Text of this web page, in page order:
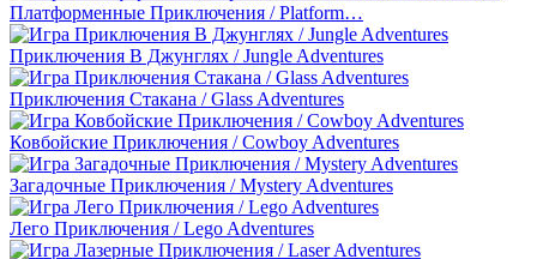
Платформенные Приключения / Platform…
Приключения В Джунглях / Jungle Adventures
Приключения Стакана / Glass Adventures
Ковбойские Приключения / Cowboy Adventures
Загадочные Приключения / Mystery Adventures
Лего Приключения / Lego Adventures